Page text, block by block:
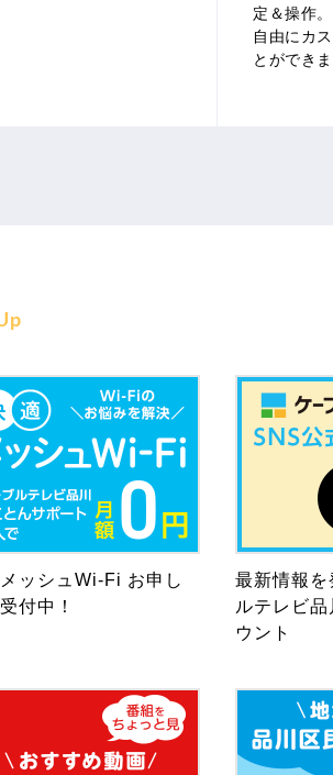
定＆操作
自由にカ
とができま
ッシュWi-Fi お申し
付中！
最新情報
ルテレビ
ウント